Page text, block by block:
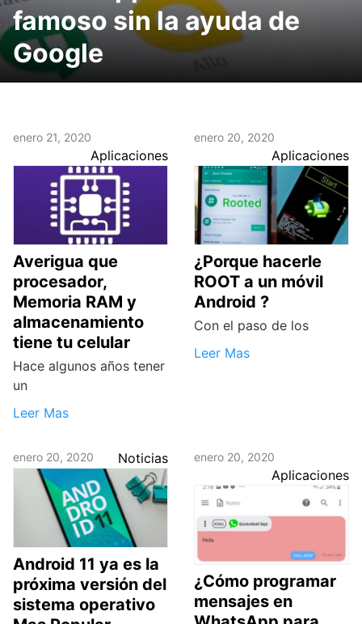
famoso sin la ayuda de
Google
enero 21, 2020
Aplicaciones
Averigua que
procesador,
Memoria RAM y
almacenamiento
tiene tu celular
Hace algunos años tener
un
Leer Mas
enero 20, 2020
Aplicaciones
¿Porque hacerle
ROOT a un móvil
Android ?
Con el paso de los
Leer Mas
enero 20, 2020 Noticias
Android 11 ya es la
próxima versión del
sistema operativo
enero 20, 2020
Aplicaciones
¿Cómo programar
mensajes en